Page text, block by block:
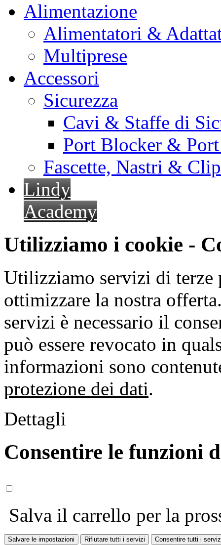
Alimentazione
Alimentatori &
Multiprese
Accessori
Sicurezza
Cavi & Staffe di
Port Blocker &
Fascette, Nastri &
Lindy
Academy
Utilizziamo i cookie -
Utilizziamo servizi di terze
ottimizzare la nostra
servizi è necessario il
può essere revocato in
informazioni sono
protezione dei dati.
Dettagli
Consentire le funzioni
Salva il carrello per la
Salvare le impostazioni Rifiutare tutti i servizi Consentire tutti i